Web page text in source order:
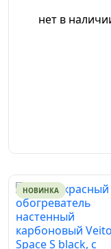
нет в
НОВИНКА